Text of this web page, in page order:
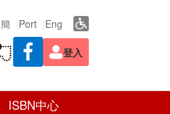
簡 Port Eng
登入
ISBN中心